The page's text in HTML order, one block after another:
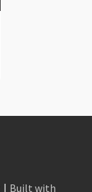
Built with